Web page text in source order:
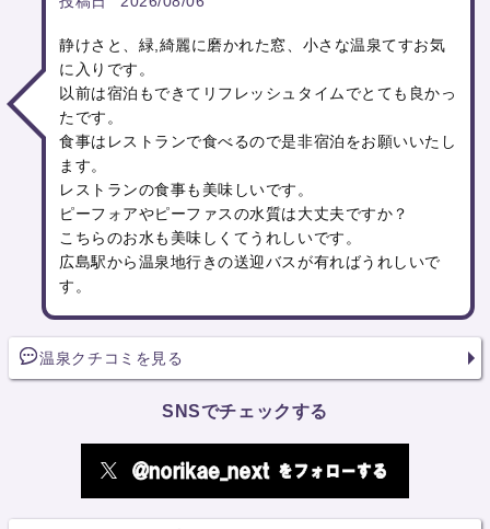
静けさと、緑,綺麗に磨かれた窓、小さな温泉てすお気
に入りです。
以前は宿泊もできてリフレッシュタイムでとても良かっ
たです。
食事はレストランで食べるので是非宿泊をお願いいたし
ます。
レストランの食事も美味しいです。
ピーフォアやピーファスの水質は大丈夫ですか？
こちらのお水も美味しくてうれしいです。
広島駅から温泉地行きの送迎バスが有ればうれしいで
す。
温泉クチコミを見る
SNSでチェックする